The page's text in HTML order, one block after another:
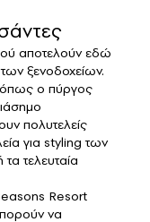
αποτελούν εδώ
ξενοδοχείων.
όπως ο πύργος
πολυτελείς
για styling των
τελευταία
Resort
να